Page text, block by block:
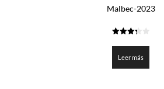
Malbec-2023
de 5
Leer más